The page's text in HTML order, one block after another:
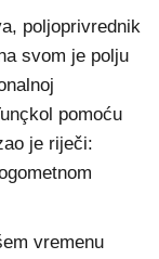
poljoprivrednik
svom je polju
pomoću
je riječi:
vremenu